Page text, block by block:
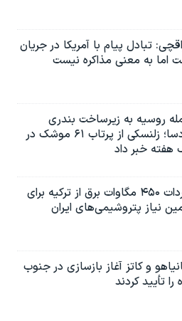
تبادل پیام با آمریکا در جریان
اما به معنی مذاکره نیست
روسیه به زیرساخت بندری
اودسا؛ زلنسکی از پرتاب ۶۱ موشک در
هفته خبر داد
واردات ۴۵۰ مگاوات برق از ترکیه برای
نیاز پتروشیمی‌های ایران
و کاتز آغاز بازسازی در جنوب
را تأیید کردند